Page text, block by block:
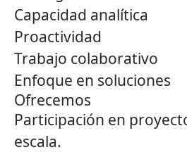
Capacidad analítica
Proactividad
Trabajo colaborativo
Enfoque en soluciones
Ofrecemos
Participación en
escala.